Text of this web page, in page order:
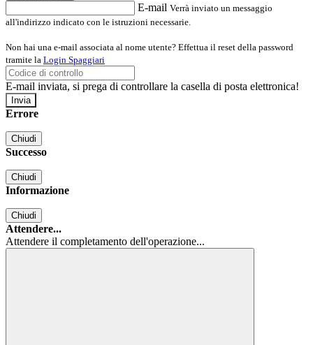
E-mail Verrà inviato un messaggio
all'indirizzo indicato con le istruzioni necessarie.
Non hai una e-mail associata al nome utente? Effettua il reset della password
tramite la Login Spaggiari
E-mail inviata, si prega di controllare la casella di posta elettronica!
Errore
Chiudi
Successo
Chiudi
Informazione
Chiudi
Attendere...
Attendere il completamento dell'operazione...